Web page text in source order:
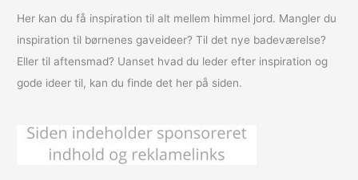
Her kan du få inspiration til alt mellem himmel jord. Mangler du
inspiration til børnenes gaveideer? Til det nye badeværelse?
Eller til aftensmad? Uanset hvad du leder efter inspiration og
gode ideer til, kan du finde det her på siden.